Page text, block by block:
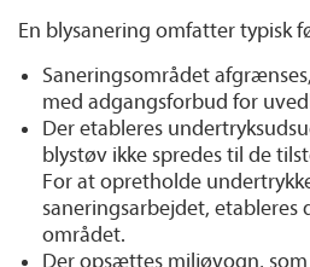
En blysanering omfatter typisk
Saneringsområdet
med adgangsforbud for
Der etableres
blystøv ikke spredes til de
For at opretholde
saneringsarbejdet, etableres
området.
Der opsættes miljøvogn,